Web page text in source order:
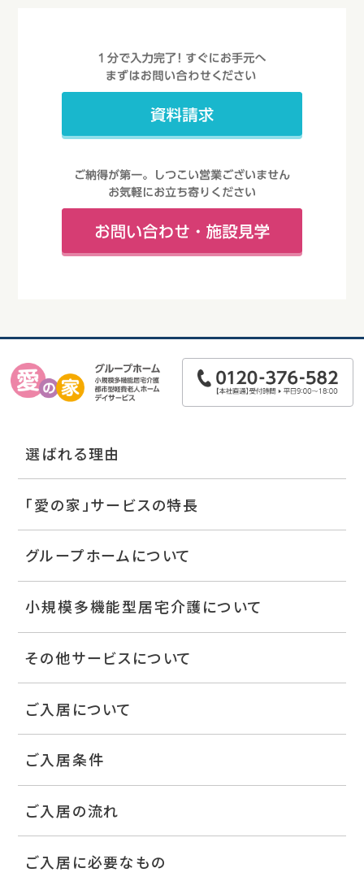
選ばれる理由
「愛の家」サービスの特長
グループホームについて
小規模多機能型居宅介護について
その他サービスについて
ご入居について
ご入居条件
ご入居の流れ
ご入居に必要なもの